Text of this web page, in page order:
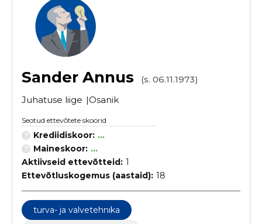
Sander Annus
(s. 06.11.1973)
Juhatuse liige
Osanik
Seotud ettevõtete skoorid
Krediidiskoor: ...
Maineskoor: ...
Aktiivseid ettevõtteid: 1
Ettevõtluskogemus (aastaid): 18
turva- ja valvetehnika